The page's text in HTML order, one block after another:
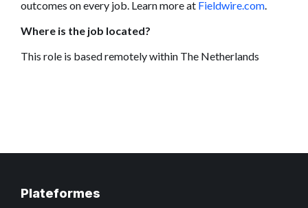
outcomes on every job. Learn more at Fieldwire.com.
Where is the job located?
This role is based remotely within The Netherlands
Plateformes